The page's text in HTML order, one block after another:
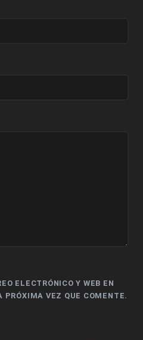
ELECTRÓNICO Y WEB EN
PRÓXIMA VEZ QUE COMENTE.